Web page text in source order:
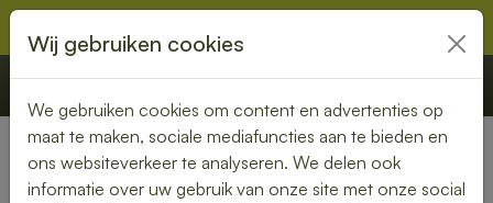
€ 0,00 Offerte Bestellen
Nederland»Gelderland» Nijmegen
Wij gebruiken cookies
We gebruiken cookies om content en advertenties op
maat te maken, sociale mediafuncties aan te bieden en
ons websiteverkeer te analyseren. We delen ook
informatie over uw gebruik van onze site met onze social